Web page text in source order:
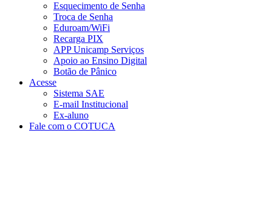
Esquecimento de Senha
Troca de Senha
Eduroam/WiFi
Recarga PIX
APP Unicamp Serviços
Apoio ao Ensino Digital
Botão de Pânico
Acesse
Sistema SAE
E-mail Institucional
Ex-aluno
Fale com o COTUCA